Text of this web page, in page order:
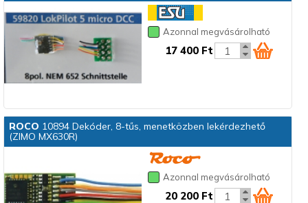
Azonnal megvásárolható
17 400 Ft
ROCO 10894 Dekóder, 8-tűs, menetközben lekérdezhető
(ZIMO MX630R)
Azonnal megvásárolható
20 200 Ft